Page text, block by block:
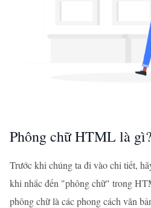
Phông chữ HTML là gì?
Trước khi chúng ta đi vào chi tiết,
khi nhắc đến "phông chữ" trong
phông chữ là các phong cách văn